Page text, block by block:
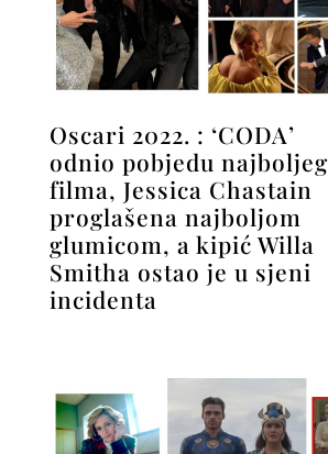
Oscari 2022. : ‘CODA’
odnio pobjedu najboljeg
filma, Jessica Chastain
proglašena najboljom
glumicom, a kipić Willa
Smitha ostao je u sjeni
incidenta